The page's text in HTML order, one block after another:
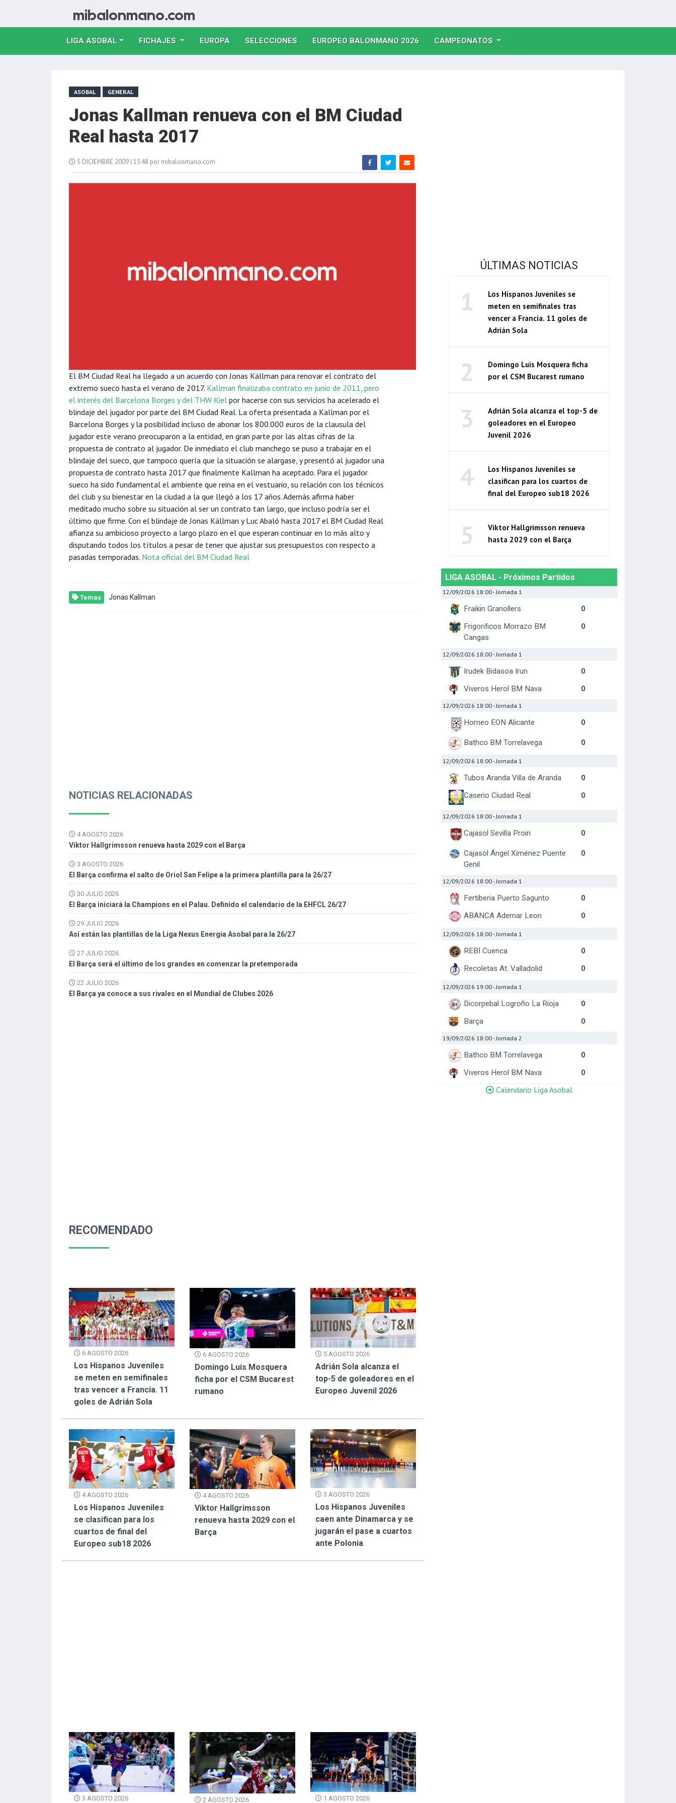
LIGA ASOBAL FICHAJES EUROPA(CURRENT)
SELECCIONES(CURRENT)
EUROPEO BALONMANO 2026(CURRENT)
CAMPEONATOS
ASOBAL GENERAL
Jonas Kallman renueva con el BM Ciudad
Real hasta 2017
5 DICIEMBRE 2009 | 15:48 por mibalonmano.com
El BM Ciudad Real ha llegado a un acuerdo con Jonas Källman para renovar el contrato del
extremo sueco hasta el verano de 2017. Kallman finalizaba contrato en junio de 2011, pero
el interés del Barcelona Borges y del THW Kiel por hacerse con sus servicios ha acelerado el
blindaje del jugador por parte del BM Ciudad Real. La oferta presentada a Kallman por el
Barcelona Borges y la posibilidad incluso de abonar los 800.000 euros de la clausula del
jugador este verano preocuparon a la entidad, en gran parte por las altas cifras de la
propuesta de contrato al jugador. De inmediato el club manchego se puso a trabajar en el
blindaje del sueco, que tampoco quería que la situación se alargase, y presentó al jugador una
propuesta de contrato hasta 2017 que finalmente Kallman ha aceptado. Para el jugador
sueco ha sido fundamental el ambiente que reina en el vestuario, su relación con los técnicos
del club y su bienestar en la ciudad a la que llegó a los 17 años. Además afirma haber
meditado mucho sobre su situación al ser un contrato tan largo, que incluso podría ser el
último que firme. Con el blindaje de Jonas Källman y Luc Abaló hasta 2017 el BM Ciudad Real
afianza su ambicioso proyecto a largo plazo en el que esperan continuar en lo más alto y
disputando todos los títulos a pesar de tener que ajustar sus presupuestos con respecto a
pasadas temporadas. Nota oficial del BM Ciudad Real
Temas Jonas Kallman
NOTICIAS RELACIONADAS
4 AGOSTO 2026
Viktor Hallgrimsson renueva hasta 2029 con el Barça
3 AGOSTO 2026
El Barça confirma el salto de Oriol San Felipe a la primera plantilla para la 26/27
30 JULIO 2026
El Barça iniciará la Champions en el Palau. Definido el calendario de la EHFCL 26/27
29 JULIO 2026
Así están las plantillas de la Liga Nexus Energia Asobal para la 26/27
27 JULIO 2026
El Barça será el último de los grandes en comenzar la pretemporada
22 JULIO 2026
El Barça ya conoce a sus rivales en el Mundial de Clubes 2026
RECOMENDADO
6 AGOSTO 2026
Los Hispanos Juveniles
se meten en semifinales
tras vencer a Francia. 11
goles de Adrián Sola
6 AGOSTO 2026
Domingo Luis Mosquera
ficha por el CSM Bucarest
rumano
5 AGOSTO 2026
Adrián Sola alcanza el
top-5 de goleadores en el
Europeo Juvenil 2026
4 AGOSTO 2026
Los Hispanos Juveniles
se clasifican para los
cuartos de final del
Europeo sub18 2026
4 AGOSTO 2026
Viktor Hallgrimsson
renueva hasta 2029 con el
Barça
3 AGOSTO 2026
Los Hispanos Juveniles
caen ante Dinamarca y se
jugarán el pase a cuartos
ante Polonia
3 AGOSTO 2026 2 AGOSTO 2026 1 AGOSTO 2026
ÚLTIMAS NOTICIAS
1
Los Hispanos Juveniles se
meten en semifinales tras
vencer a Francia. 11 goles de
Adrián Sola
2
Domingo Luis Mosquera ficha
por el CSM Bucarest rumano
3
Adrián Sola alcanza el top-5 de
goleadores en el Europeo
Juvenil 2026
4
Los Hispanos Juveniles se
clasifican para los cuartos de
final del Europeo sub18 2026
5
Viktor Hallgrimsson renueva
hasta 2029 con el Barça
LIGA ASOBAL - Próximos Partidos
12/09/2026 18:00- Jornada 1
Fraikin Granollers
0
Frigorificos Morrazo BM
Cangas
0
12/09/2026 18:00- Jornada 1
Irudek Bidasoa Irun
0
Viveros Herol BM Nava
0
12/09/2026 18:00- Jornada 1
Horneo EON Alicante 0
Bathco BM Torrelavega 0
12/09/2026 18:00- Jornada 1
Tubos Aranda Villa de Aranda
0
Caserio Ciudad Real
0
12/09/2026 18:00- Jornada 1
Cajasol Sevilla Proin 0
Cajasol Ángel Ximénez Puente
Genil
0
12/09/2026 18:00- Jornada 1
Fertiberia Puerto Sagunto
0
ABANCA Ademar Leon
0
12/09/2026 18:00- Jornada 1
REBI Cuenca
0
Recoletas At. Valladolid
0
12/09/2026 19:00- Jornada 1
Dicorpebal Logroño La Rioja
0
Barça
0
19/09/2026 18:00- Jornada 2
Bathco BM Torrelavega
0
Viveros Herol BM Nava
0
Calendario Liga Asobal